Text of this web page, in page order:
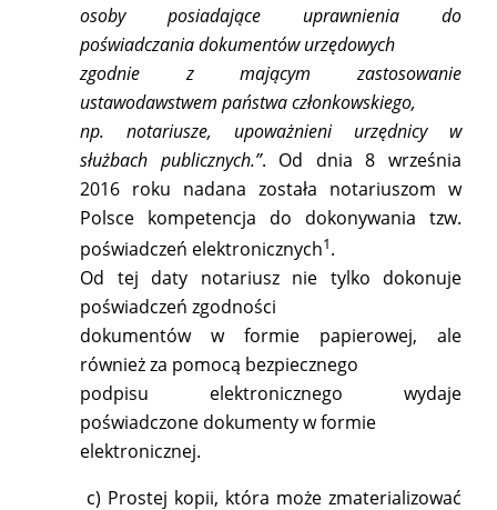
osoby posiadające uprawnienia do
poświadczania dokumentów urzędowych
zgodnie z mającym zastosowanie
ustawodawstwem państwa członkowskiego,
np. notariusze, upoważnieni urzędnicy w
służbach publicznych.”. Od dnia 8 września
2016 roku nadana została notariuszom w
Polsce kompetencja do dokonywania tzw.
poświadczeń elektronicznych1.
Od tej daty notariusz nie tylko dokonuje
poświadczeń zgodności
dokumentów w formie papierowej, ale
również za pomocą bezpiecznego
podpisu elektronicznego wydaje
poświadczone dokumenty w formie
elektronicznej.
c) Prostej kopii, która może zmaterializować